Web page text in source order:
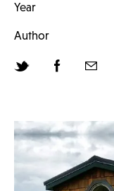
Year
Author